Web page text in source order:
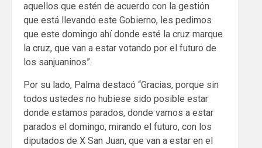
aquellos que estén de acuerdo con la gestión
que está llevando este Gobierno, les pedimos
que este domingo ahí donde esté la cruz marque
la cruz, que van a estar votando por el futuro de
los sanjuaninos”.
Por su lado, Palma destacó “Gracias, porque sin
todos ustedes no hubiese sido posible estar
donde estamos parados, donde vamos a estar
parados el domingo, mirando el futuro, con los
diputados de X San Juan, que van a estar en el